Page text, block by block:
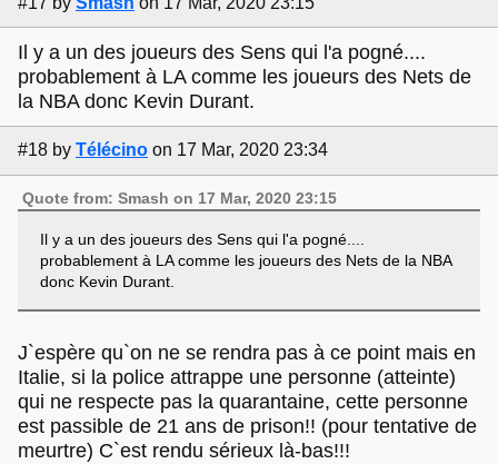
Il y a un des joueurs des Sens qui l'a pogné....
probablement à LA comme les joueurs des Nets de
la NBA donc Kevin Durant.
#18 by Télécino on 17 Mar, 2020 23:34
Quote from: Smash on 17 Mar, 2020 23:15
Il y a un des joueurs des Sens qui l'a pogné....
probablement à LA comme les joueurs des Nets de la NBA
donc Kevin Durant.
J`espère qu`on ne se rendra pas à ce point mais en
Italie, si la police attrappe une personne (atteinte)
qui ne respecte pas la quarantaine, cette personne
est passible de 21 ans de prison!! (pour tentative de
meurtre) C`est rendu sérieux là-bas!!!